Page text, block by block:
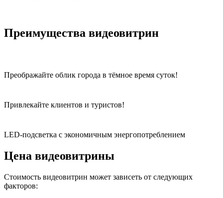
Преимущества видеовитрин
Преображайте облик города в тёмное время суток!
Привлекайте клиентов и туристов!
LED-подсветка с экономичным энергопотреблением
Цена видеовитрины
Стоимость видеовитрин может зависеть от следующих
факторов: